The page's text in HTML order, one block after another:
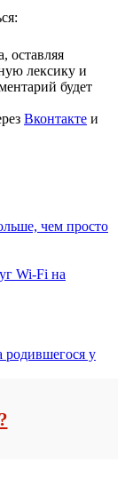
оставляя
лексику и
будет
Вконтакте и
чем просто
Wi-Fi на
родившегося у